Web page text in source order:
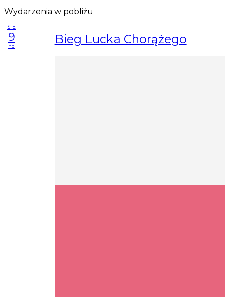
Wydarzenia w pobliżu
SIE
9
nd Bieg Lucka Chorążego